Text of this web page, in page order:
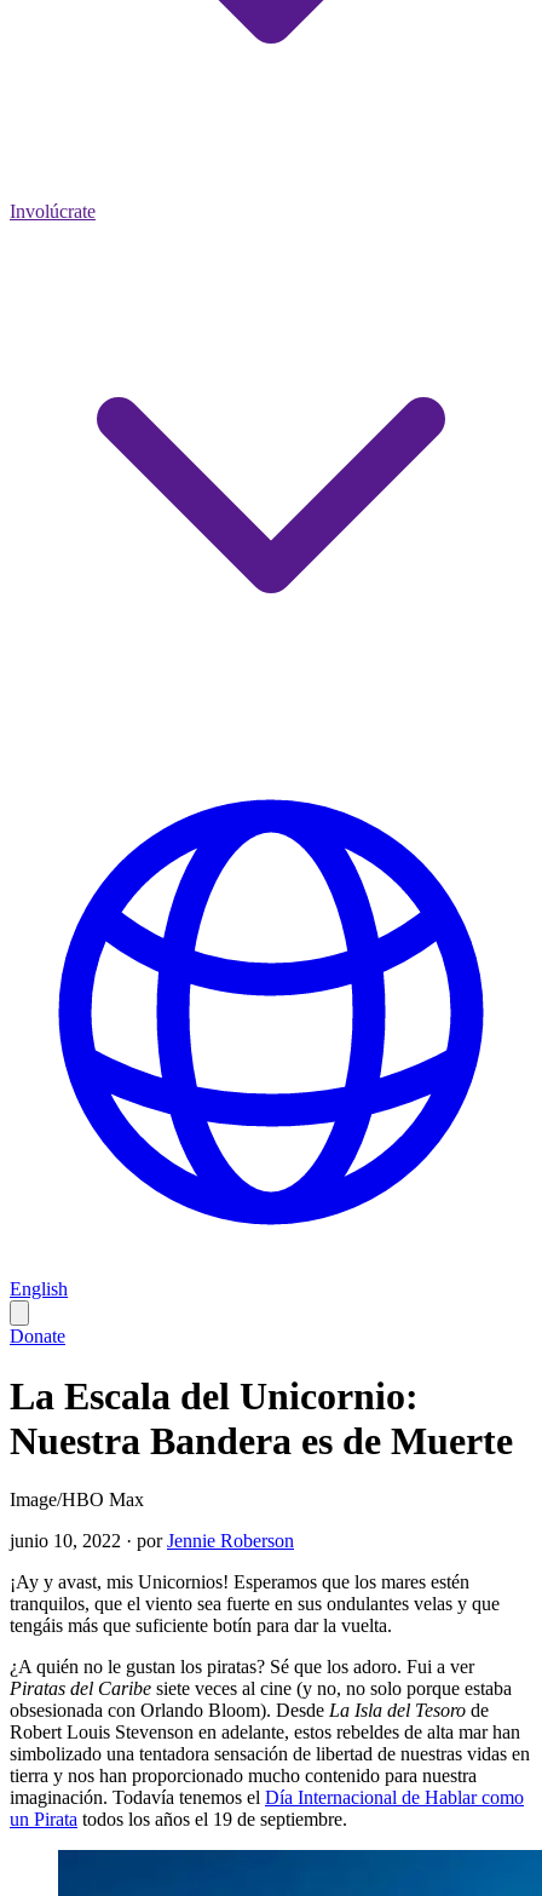
Involúcrate
English
Donate
La Escala del Unicornio:
Nuestra Bandera es de Muerte
Image/HBO Max
junio 10, 2022 · porJennie Roberson
¡Ay y avast, mis Unicornios! Esperamos que los mares estén
tranquilos, que el viento sea fuerte en sus ondulantes velas y que
tengáis más que suficiente botín para dar la vuelta.
¿A quién no le gustan los piratas? Sé que los adoro. Fui a ver
Piratas del Caribe siete veces al cine (y no, no solo porque estaba
obsesionada con Orlando Bloom). Desde La Isla del Tesoro de
Robert Louis Stevenson en adelante, estos rebeldes de alta mar han
simbolizado una tentadora sensación de libertad de nuestras vidas en
tierra y nos han proporcionado mucho contenido para nuestra
imaginación. Todavía tenemos el Día Internacional de Hablar como
un Pirata todos los años el 19 de septiembre.